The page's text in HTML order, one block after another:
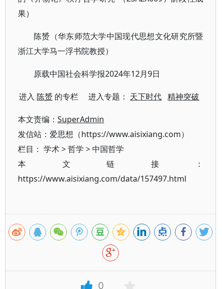
果）
陈赟（华东师范大学中国现代思想文化研究所暨
浙江大学马一浮书院教授）
原载中国社会科学报2024年12月9日
进入陈赟 的专栏 进入专题： 天下时代 精神突破
本文责编： SuperAdmin
发信站：爱思想（https://www.aisixiang.com）
栏目： 学术>哲学 >中国哲学
本文链接：
https://www.aisixiang.com/data/157497.html
0